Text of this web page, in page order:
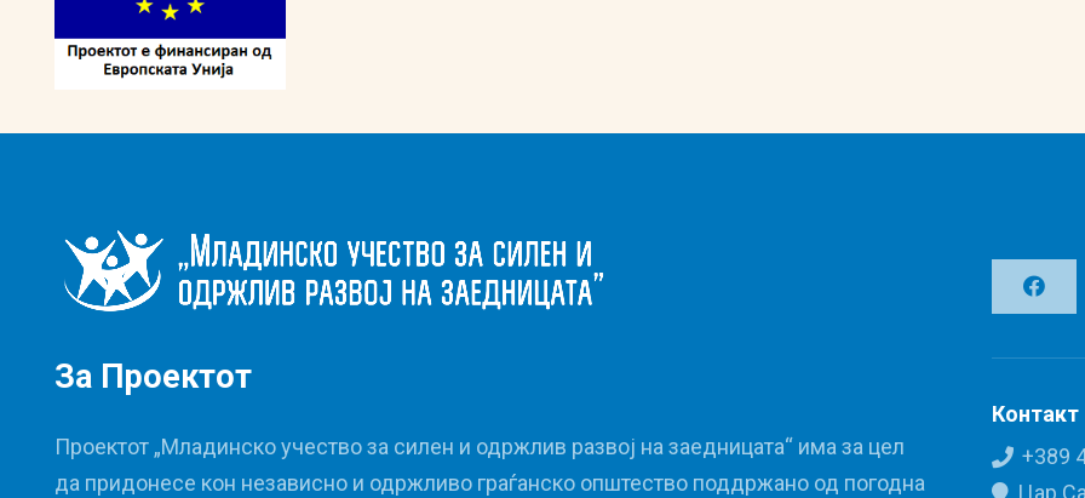
За Проектот
Проектот „Младинско учество за силен и одржлив развој на заедницата“ има за цел
да придонесе кон независно и одржливо граѓанско општество поддржано од погодна
Контакт
+389